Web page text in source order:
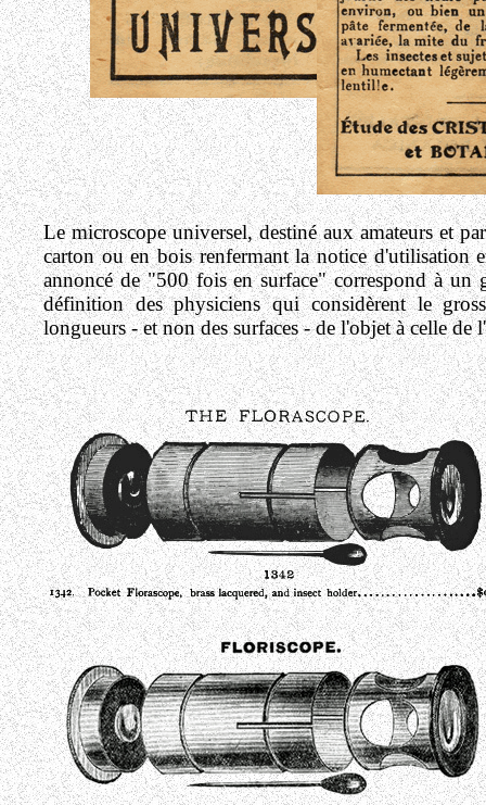
Le microscope universel, destiné aux amateurs et
carton ou en bois renfermant la notice d'utilisation
annoncé de "500 fois en surface" correspond à un
définition des physiciens qui considèrent le
longueurs - et non des surfaces - de l'objet à celle de